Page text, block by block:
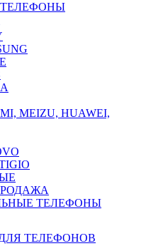
MEIZU, HUAWEI,
ТЕЛЕФОНЫ
ТЕЛЕФОНОВ